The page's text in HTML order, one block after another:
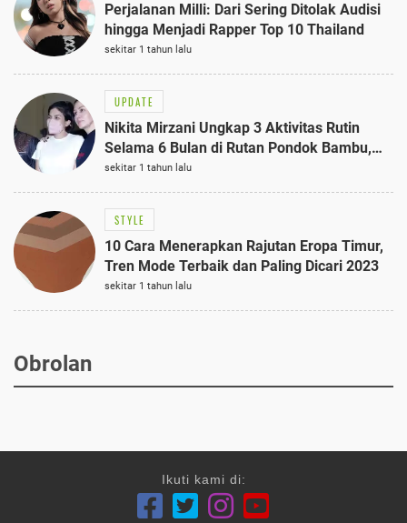
Perjalanan Milli: Dari Sering Ditolak Audisi
hingga Menjadi Rapper Top 10 Thailand
sekitar 1 tahun lalu
UPDATE
Nikita Mirzani Ungkap 3 Aktivitas Rutin
Selama 6 Bulan di Rutan Pondok Bambu,
Terungkap!
sekitar 1 tahun lalu
STYLE
10 Cara Menerapkan Rajutan Eropa Timur,
Tren Mode Terbaik dan Paling Dicari 2023
sekitar 1 tahun lalu
Obrolan
Ikuti kami di: